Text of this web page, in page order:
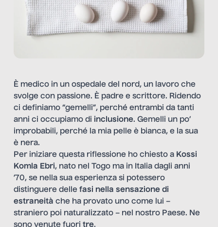
È medico in un ospedale del nord, un lavoro che
svolge con passione. È padre e scrittore. Ridendo
ci definiamo “gemelli”, perché entrambi da tanti
anni ci occupiamo di inclusione. Gemelli un po’
improbabili, perché la mia pelle è bianca, e la sua
è nera.
Per iniziare questa riflessione ho chiesto a Kossi
Komla Ebri, nato nel Togo ma in Italia dagli anni
’70, se nella sua esperienza si potessero
distinguere delle fasi nella sensazione di
estraneità che ha provato uno come lui –
straniero poi naturalizzato – nel nostro Paese. Ne
sono venute fuori tre.